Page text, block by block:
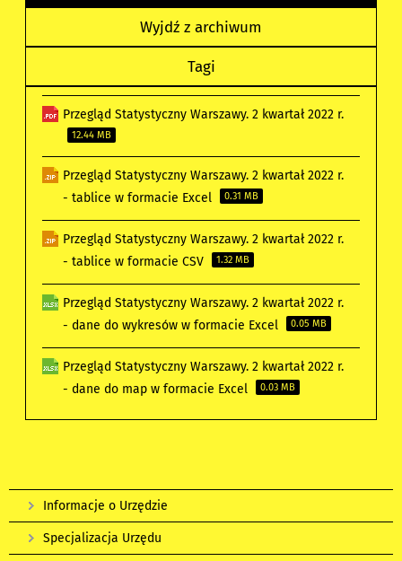
Wyjdź z archiwum
Tagi
Przegląd Statystyczny Warszawy. 2 kwartał 2022 r.
12.44 MB
Przegląd Statystyczny Warszawy. 2 kwartał 2022 r.
- tablice w formacie Excel
0.31 MB
Przegląd Statystyczny Warszawy. 2 kwartał 2022 r.
- tablice w formacie CSV
1.32 MB
Przegląd Statystyczny Warszawy. 2 kwartał 2022 r.
- dane do wykresów w formacie Excel
0.05 MB
Przegląd Statystyczny Warszawy. 2 kwartał 2022 r.
- dane do map w formacie Excel
0.03 MB
Informacje o Urzędzie
Specjalizacja Urzędu